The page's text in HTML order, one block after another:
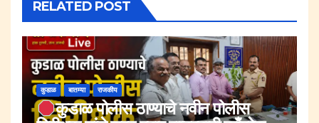
RELATED POST
कुडाळ बातम्या राजकीय
कुडाळ पोलीस ठाण्याचे नवीन पोलीस